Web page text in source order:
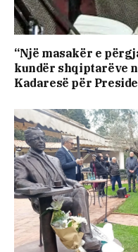
“Një masakër e
kundër shqiptarëve
Kadaresë për